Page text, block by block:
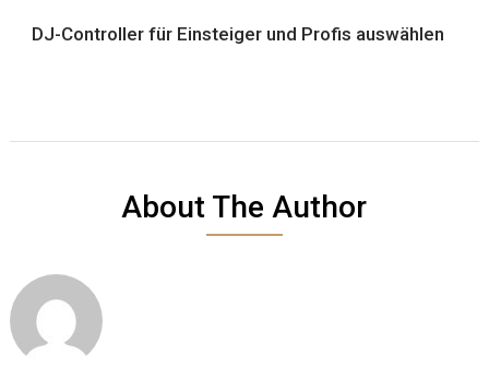
DJ-Controller für Einsteiger und Profis auswählen
About The Author